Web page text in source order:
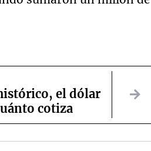
el dólar
cotiza